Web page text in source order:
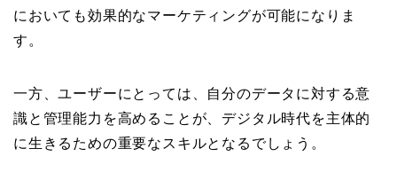
においても効果的なマーケティングが可能になりま
す。
一方、ユーザーにとっては、自分のデータに対する意
識と管理能力を高めることが、デジタル時代を主体的
に生きるための重要なスキルとなるでしょう。